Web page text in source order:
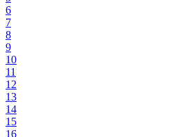
6
7
8
9
10
11
12
13
14
15
16